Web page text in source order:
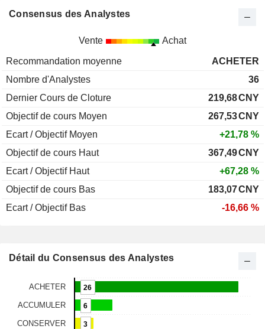
Consensus des Analystes
Vente Achat
Recommandation moyenne
ACHETER
Nombre d'Analystes
36
Dernier Cours de Cloture
219,68CNY
Objectif de cours Moyen
267,53CNY
Ecart / Objectif Moyen
+21,78 %
Objectif de cours Haut
367,49CNY
Ecart / Objectif Haut
+67,28 %
Objectif de cours Bas
183,07CNY
Ecart / Objectif Bas
-16,66 %
Détail du Consensus des Analystes